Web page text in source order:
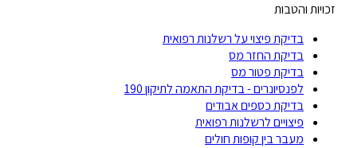
זכויות והטבות
בדיקת פיצוי על רשלנות רפואית
בדיקת החזר מס
בדיקת פטור מס
לפנסיונרים - בדיקת התאמה לתיקון 190
בדיקת כספים אבודים
פיצויים לרשלנות רפואית
מעבר בין קופות חולים